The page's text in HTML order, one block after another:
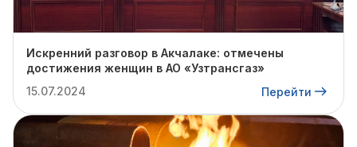
Искренний разговор в Акчалаке: отмечены
достижения женщин в АО «Узтрансгаз»
15.07.2024
Перейти